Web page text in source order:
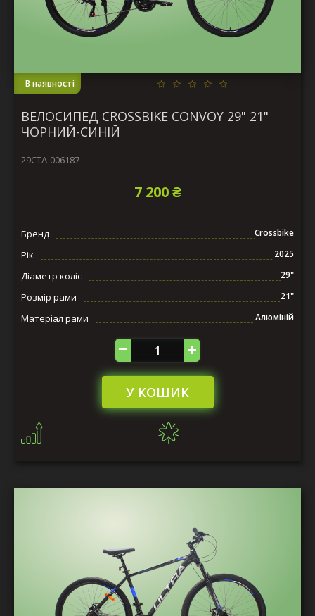
В наявності
ВЕЛОСИПЕД CROSSBIKE CONVOY 29" 21"
ЧОРНИЙ-СИНІЙ
29СTA-006187
7 200 ₴
Бренд Crossbike
Рік 2025
Діаметр коліс 29"
Розмір рами 21"
Матеріал рами Алюміній
У КОШИК